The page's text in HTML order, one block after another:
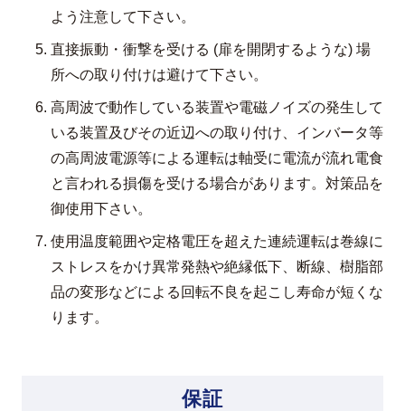
よう注意して下さい。
直接振動・衝撃を受ける (扉を開閉するような) 場
所への取り付けは避けて下さい。
高周波で動作している装置や電磁ノイズの発生して
いる装置及びその近辺への取り付け、インバータ等
の高周波電源等による運転は軸受に電流が流れ電食
と言われる損傷を受ける場合があります。対策品を
御使用下さい。
使用温度範囲や定格電圧を超えた連続運転は巻線に
ストレスをかけ異常発熱や絶縁低下、断線、樹脂部
品の変形などによる回転不良を起こし寿命が短くな
ります。
保証